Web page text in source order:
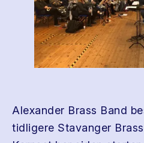
Alexander Brass Band
tidligere Stavanger